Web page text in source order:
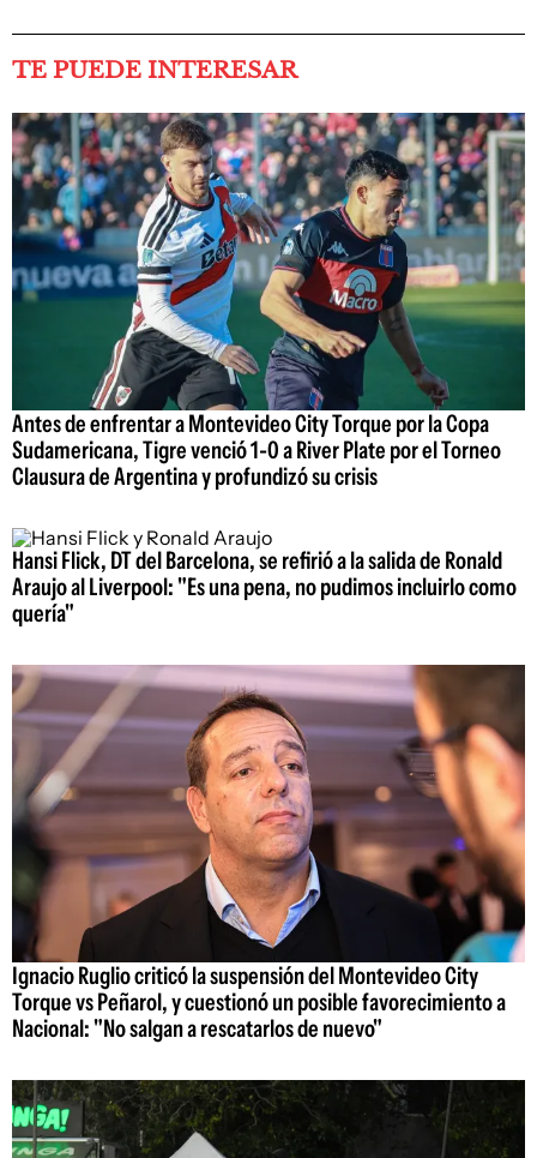
TE PUEDE INTERESAR
Antes de enfrentar a Montevideo City Torque por la Copa
Sudamericana, Tigre venció 1-0 a River Plate por el Torneo
Clausura de Argentina y profundizó su crisis
Hansi Flick, DT del Barcelona, se refirió a la salida de Ronald
Araujo al Liverpool: "Es una pena, no pudimos incluirlo como
quería"
Ignacio Ruglio criticó la suspensión del Montevideo City
Torque vs Peñarol, y cuestionó un posible favorecimiento a
Nacional: "No salgan a rescatarlos de nuevo"